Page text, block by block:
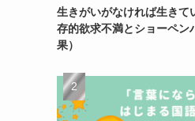
生きがいがなければ生きて
存的欲求不満とショーペン
果）